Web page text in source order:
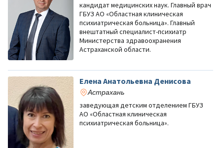
кандидат медицинских наук. Главный врач
ГБУЗ АО «Областная клиническая
психиатрическая больница». Главный
внештатный специалист-психиатр
Министерства здравоохранения
Астраханской области.
Елена Анатольевна Денисова
Астрахань
заведующая детским отделением ГБУЗ
АО «Областная клиническая
психиатрическая больница».